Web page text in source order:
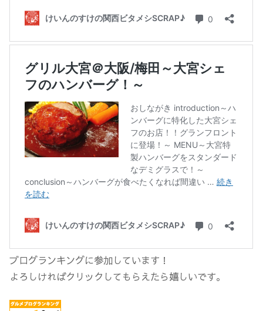
ブログランキングに参加しています！
よろしければクリックしてもらえたら嬉しいです。